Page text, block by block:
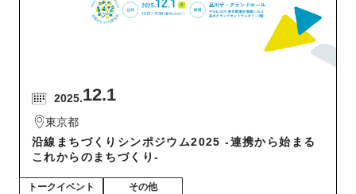
2025.12.1
東京都
沿線まちづくりシンポジウム2025 -連携から始まる
これからのまちづくり-
トークイベント その他